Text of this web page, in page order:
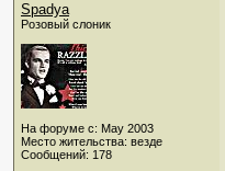
Spadya
Розовый слоник
На форуме с: May 2003
Место жительства: везде
Сообщений: 178